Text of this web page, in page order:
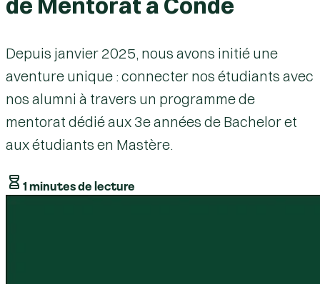
de Mentorat à Condé
Depuis janvier 2025, nous avons initié une
aventure unique : connecter nos étudiants avec
nos alumni à travers un programme de
mentorat dédié aux 3e années de Bachelor et
aux étudiants en Mastère.
1 minutes de lecture